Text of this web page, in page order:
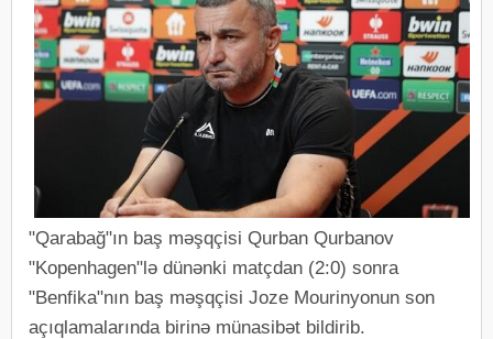
"Qarabağ"ın baş məşqçisi Qurban Qurbanov
"Kopenhagen"lə dünənki matçdan (2:0) sonra
"Benfika"nın baş məşqçisi Joze Mourinyonun son
açıqlamalarında birinə münasibət bildirib.